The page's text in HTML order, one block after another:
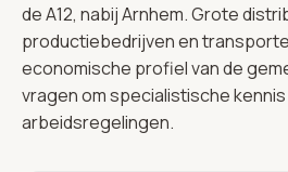
de A12, nabij Arnhem. Grote
productiebedrijven en
economische profiel van de
vragen om specialistische kennis
arbeidsregelingen.